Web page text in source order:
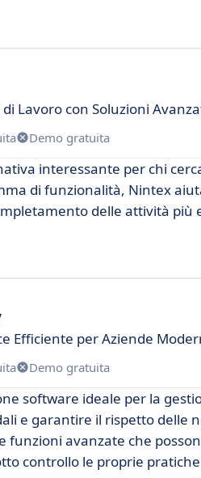
Lavoro con Soluzioni
Demo gratuita
interessante per chi
di funzionalità, Nintex
delle attività più
Efficiente per Aziende
Demo gratuita
software ideale per la
e garantire il rispetto
avanzate che
controllo le proprie